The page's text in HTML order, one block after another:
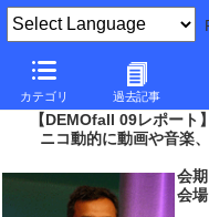
カテゴリ 過去記事
PC Watch イベント
【DEMOfall 09レポート
ニコ動的に動画や音楽
会
会